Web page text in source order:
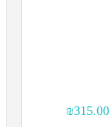
₪315.00